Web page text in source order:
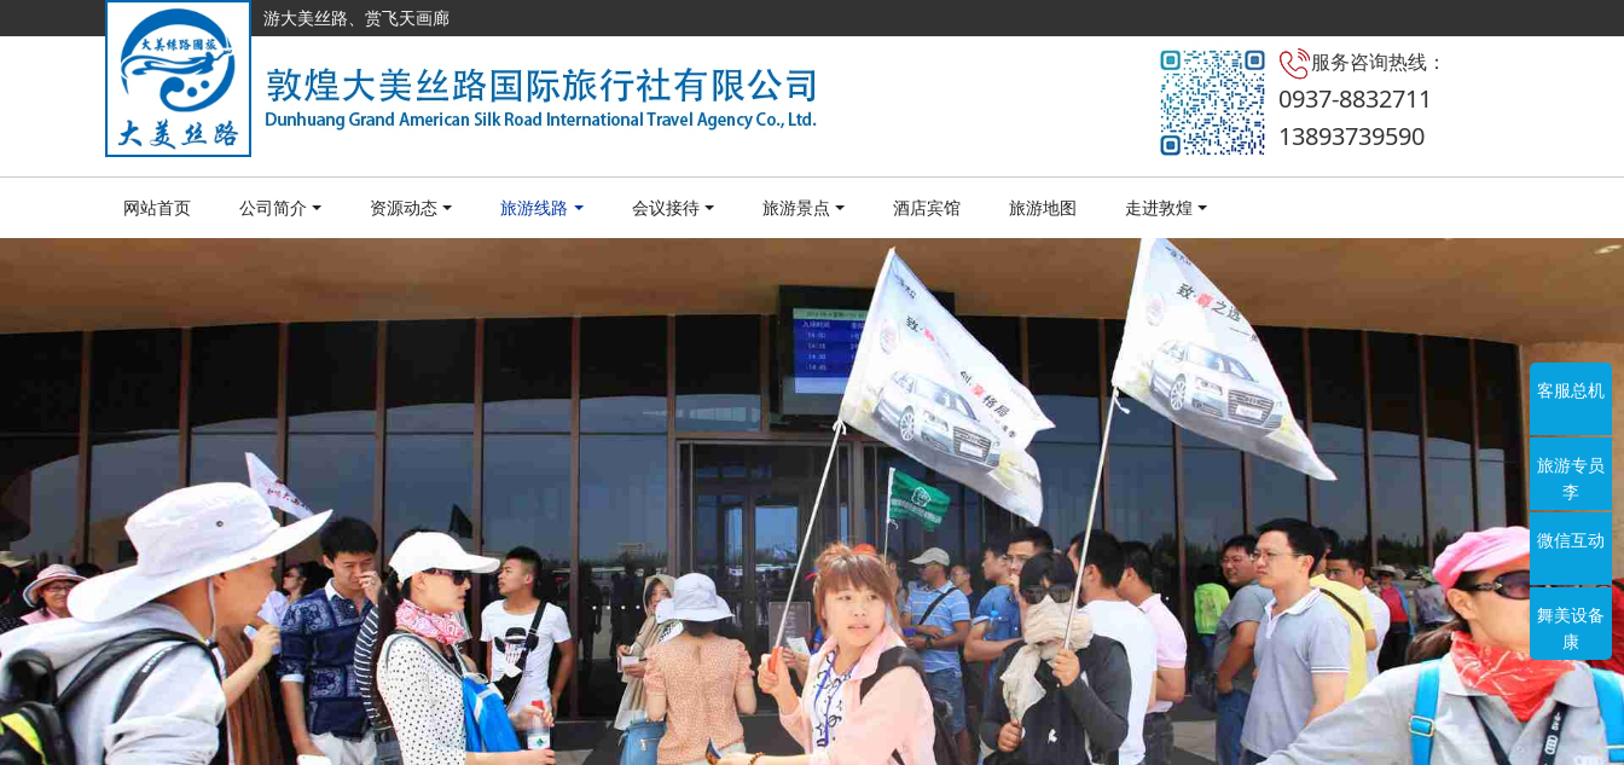
游大美丝路、赏飞天画廊
服务咨询热线：
0937-8832711
13893739590
网站首页 公司简介 资源动态 旅游线路 会议接待 旅游景点 酒店宾馆 旅游地图 走进敦煌
客服总机
旅游专员
李
微信互动
舞美设备
康